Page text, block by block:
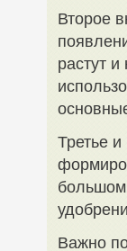
Второе
растут
Третье
большом
Важно